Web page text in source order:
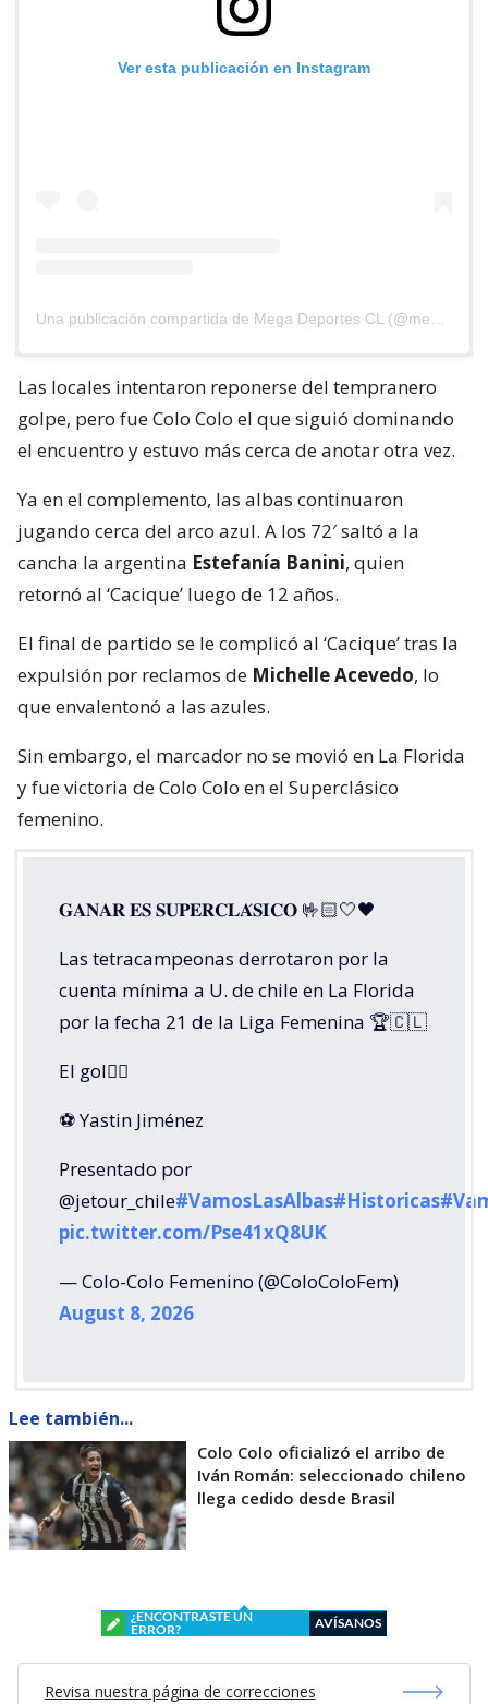
Ver esta publicación en Instagram
Una publicación compartida de Mega Deportes CL (@megadeportescl)
Las locales intentaron reponerse del tempranero
golpe, pero fue Colo Colo el que siguió dominando
el encuentro y estuvo más cerca de anotar otra vez.
Ya en el complemento, las albas continuaron
jugando cerca del arco azul. A los 72′ saltó a la
cancha la argentina Estefanía Banini, quien
retornó al ‘Cacique’ luego de 12 años.
El final de partido se le complicó al ‘Cacique’ tras la
expulsión por reclamos de Michelle Acevedo, lo
que envalentonó a las azules.
Sin embargo, el marcador no se movió en La Florida
y fue victoria de Colo Colo en el Superclásico
femenino.
𝐆𝐀𝐍𝐀𝐑 𝐄𝐒 𝐒𝐔𝐏𝐄𝐑𝐂𝐋𝐀́𝐒𝐈𝐂𝐎 🤟🏻🤍🖤
Las tetracampeonas derrotaron por la
cuenta mínima a U. de chile en La Florida
por la fecha 21 de la Liga Femenina 🏆🇨🇱
El gol👇🏻
⚽ Yastin Jiménez
Presentado por
@jetour_chile#VamosLasAlbas#Historicas
pic.twitter.com/Pse41xQ8UK
— Colo-Colo Femenino (@ColoColoFem)
August 8, 2026
Lee también...
Colo Colo oficializó el arribo de
Iván Román: seleccionado chileno
llega cedido desde Brasil
¿ENCONTRASTE UN
ERROR?
AVÍSANOS
Revisa nuestra página de correcciones